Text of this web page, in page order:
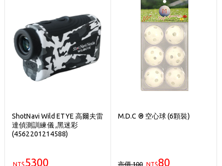
ShotNavi Wild ETYE 高爾夫雷
達偵測訓練儀 ,黑迷彩
(4562201214588)
NT$5300
M.D.C ® 空心球 (6顆裝)
市價 100 NT$80